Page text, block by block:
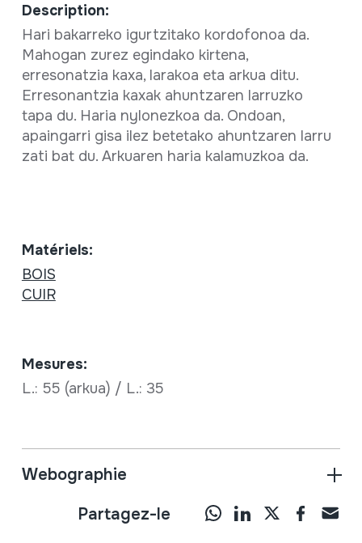
Description:
Hari bakarreko igurtzitako kordofonoa da.
Mahogan zurez egindako kirtena,
erresonatzia kaxa, larakoa eta arkua ditu.
Erresonantzia kaxak ahuntzaren larruzko
tapa du. Haria nylonezkoa da. Ondoan,
apaingarri gisa ilez betetako ahuntzaren larru
zati bat du. Arkuaren haria kalamuzkoa da.
Matériels:
BOIS
CUIR
Mesures:
L.: 55 (arkua) / L.: 35
Webographie
Partagez-le